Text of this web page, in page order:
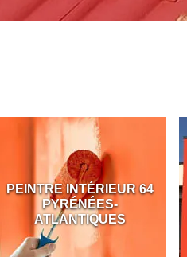
PEINTRE INTÉRIEUR 64
PYRÉNÉES-
ATLANTIQUES